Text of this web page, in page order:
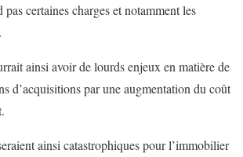
certaines charges et notamment les
ainsi avoir de lourds enjeux en matière de
d’acquisitions par une augmentation du coût
ainsi catastrophiques pour l’immobilier